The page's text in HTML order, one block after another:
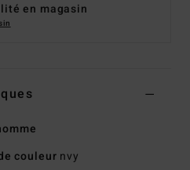
en magasin
couleur nvy